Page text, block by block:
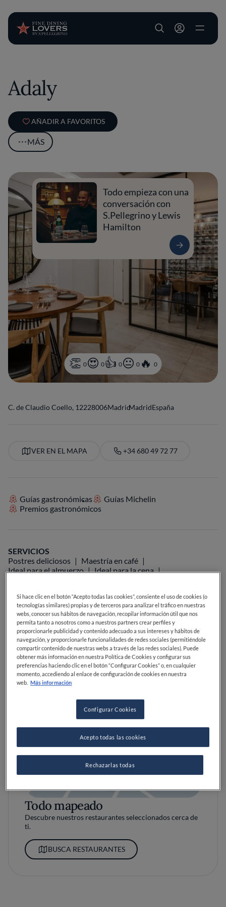
User account
Adaly
AÑADIR A FAVORITOS
MÁS
0 0 0 0 0
Todo empieza con una
conversación con
S.Pellegrino y Lewis
Hamilton
C. de Claudio Coello, 12228006MadridMadridEspaña
VER EN EL MAPA +34 680 49 72 77
Guías gastronómicas
Guías Michelin
Premios gastronómicos
SERVICIOS
Postres deliciosos
Maestría en café
Ideal para el almuerzo
Ideal para la cena
Todo mapeado
Descubre nuestros restaurantes seleccionados cerca de
ti.
BUSCA RESTAURANTES
Si hace clic en el botón “Acepto todas las cookies”, consiente el uso de cookies (o
tecnologías similares) propias y de terceros para analizar el tráfico en nuestras
webs, conocer sus hábitos de navegación, recopilar información útil que nos
permita tanto a nosotros como a nuestros partners crear perfiles y
proporcionarle publicidad y contenido adecuado a sus intereses y hábitos de
navegación, y proporcionarle funcionalidades de redes sociales (permitiéndole
compartir contenido de nuestras webs a través de las redes sociales). Puede
obtener más información en nuestra Política de Cookies y configurar sus
preferencias haciendo clic en el botón “Configurar Cookies” o, en cualquier
momento, accediendo al enlace de configuración de cookies en nuestra
web. Más información
Configurar Cookies
Rechazarlas todas
Acepto todas las cookies